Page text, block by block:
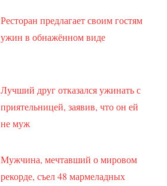
Ресторан предлагает своим гостям
ужин в обнажённом виде
Лучший друг отказался ужинать с
приятельницей, заявив, что он ей
не муж
Мужчина, мечтавший о мировом
рекорде, съел 48 мармеладных